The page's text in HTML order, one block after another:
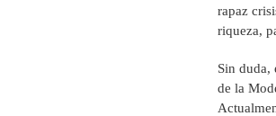
rapaz
riqueza,
Sin duda,
de la